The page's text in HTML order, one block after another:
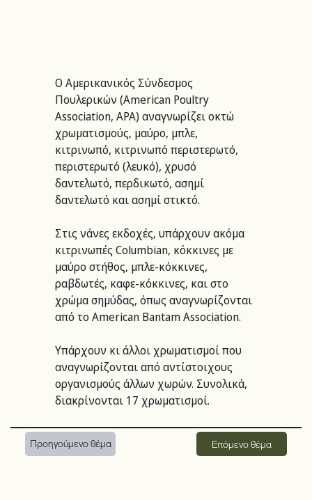
Ο Αμερικανικός Σύνδεσμος
Πουλερικών (American Poultry
Association, APA) αναγνωρίζει οκτώ
χρωματισμούς, μαύρο, μπλε,
κιτρινωπό, κιτρινωπό περιστερωτό,
περιστερωτό (λευκό), χρυσό
δαντελωτό, περδικωτό, ασημί
δαντελωτό και ασημί στικτό.
Στις νάνες εκδοχές, υπάρχουν ακόμα
κιτρινωπές Columbian, κόκκινες με
μαύρο στήθος, μπλε-κόκκινες,
ραβδωτές, καφε-κόκκινες, και στο
χρώμα σημύδας, όπως αναγνωρίζονται
από το American Bantam Association.
Υπάρχουν κι άλλοι χρωματισμοί που
αναγνωρίζονται από αντίστοιχους
οργανισμούς άλλων χωρών. Συνολικά,
διακρίνονται 17 χρωματισμοί.
Προηγούμενο θέμα Επόμενο θέμα